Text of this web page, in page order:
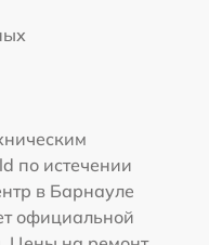
по истечении
в Барнауле
официальной